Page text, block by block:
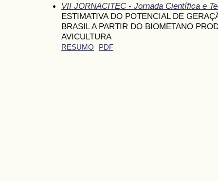
VII JORNACITEC - Jornada Científica e
ESTIMATIVA DO POTENCIAL DE
BRASIL A PARTIR DO BIOMETANO
AVICULTURA
RESUMO PDF